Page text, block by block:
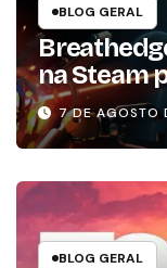
BLOG GERAL
na Steam
7 DE AGOSTO
BLOG GERAL